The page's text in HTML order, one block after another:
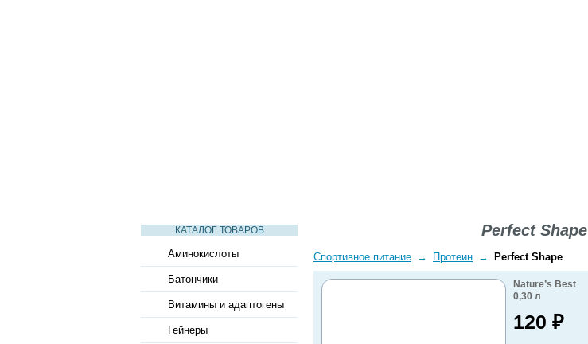
КАТАЛОГ ТОВАРОВ
Аминокислоты
Батончики
Витамины и адаптогены
Гейнеры
Perfect Shape
Спортивное питание → Протеин → Perfect Shape
Nature’s Best
0,30 л
120 ₽